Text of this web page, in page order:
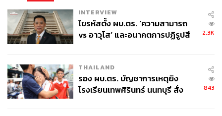
INTERVIEW
ไขรหัสตั้ง ผบ.ตร. ‘ความสามารถ
vs อาวุโส’ และอนาคตการปฏิรูปสี
2.3K
THAILAND
รอง ผบ.ตร. บัญชาการเหตุยิง
โรงเรียนเทพศิรินทร์ นนทบุรี สั่ง
843